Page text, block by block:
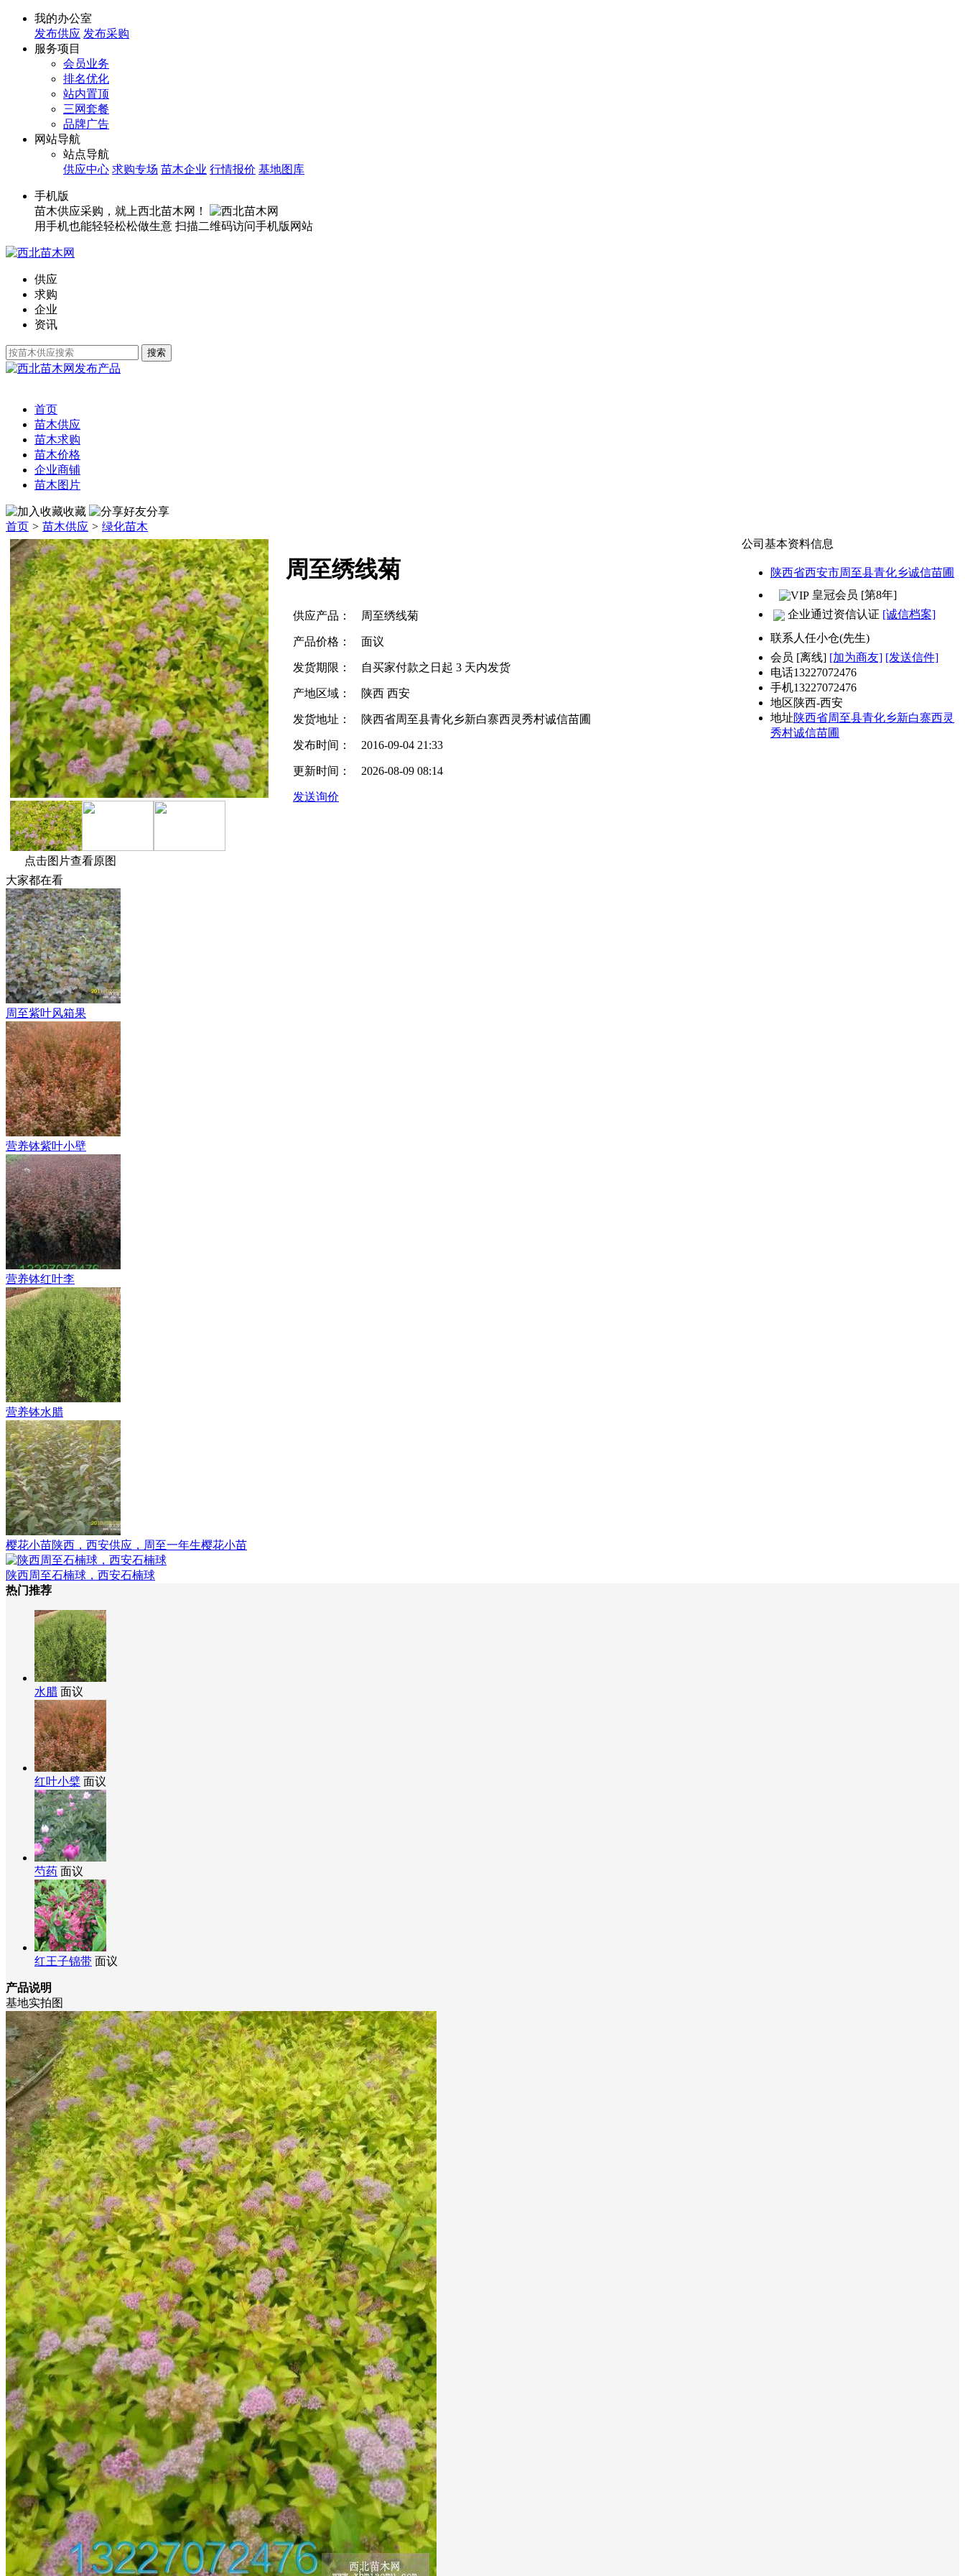
我的办公室
发布供应 发布采购
服务项目
会员业务
排名优化
站内置顶
三网套餐
品牌广告
网站导航
站点导航
供应中心 求购专场 苗木企业 行情报价 基地图库
手机版
苗木供应采购，就上西北苗木网！
用手机也能轻轻松松做生意 扫描二维码访问手机版网站
供应
求购
企业
资讯
发布产品
首页
苗木供应
苗木求购
苗木价格
企业商铺
苗木图片
收藏
分享
首页 > 苗木供应 > 绿化苗木
点击图片查看原图
周至绣线菊
供应产品： 周至绣线菊
产品价格： 面议
发货期限： 自买家付款之日起 3 天内发货
产地区域： 陕西 西安
发货地址： 陕西省周至县青化乡新白寨西灵秀村诚信苗圃
发布时间： 2016-09-04 21:33
更新时间： 2026-08-09 08:14
发送询价
公司基本资料信息
陕西省西安市周至县青化乡诚信苗圃
皇冠会员 [第8年]
企业通过资信认证 [诚信档案]
联系人 任小仓(先生)
会员 [离线] [加为商友] [发送信件]
电话13227072476
手机13227072476
地区陕西-西安
地址陕西省周至县青化乡新白寨西灵
秀村诚信苗圃
大家都在看
周至紫叶风箱果
营养钵紫叶小壁
营养钵红叶李
营养钵水腊
樱花小苗陕西，西安供应，周至一年生樱花小苗
陕西周至石楠球，西安石楠球
热门推荐
水腊 面议
红叶小檗 面议
芍药 面议
红王子锦带 面议
产品说明
基地实拍图